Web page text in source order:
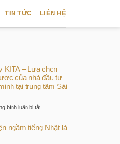
TIN TỨC LIÊN HỆ
KITA – Lựa chọn
của nhà đầu tư
tại trung tâm Sài
bình luận bị tắtở
by
ngầm tiếng Nhật là